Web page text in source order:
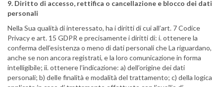
9. Diritto di accesso, rettifica o cancellazione e blocco dei dati
personali
Nella Sua qualità di interessato, ha i diritti di cui all’art. 7 Codice
Privacy e art. 15 GDPR e precisamente i diritti di: i. ottenere la
conferma dell’esistenza o meno di dati personali che La riguardano,
anche se non ancora registrati, e la loro comunicazione in forma
intelligibile; ii. ottenere l’indicazione: a) dell’origine dei dati
personali; b) delle finalità e modalità del trattamento; c) della logica